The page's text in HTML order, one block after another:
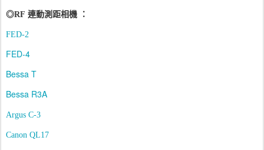
◎RF 連動測距相機 ：
FED-2
FED-4
Bessa T
Bessa R3A
Argus C-3
Canon QL17